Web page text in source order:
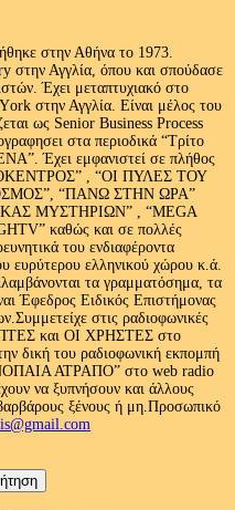
στην Αθήνα το 1973.
στην Αγγλία, όπου και σπούδασε
Έχει μεταπτυχιακό στο
στην Αγγλία. Είναι μέλος του
ως Senior Business Process
στα περιοδικά “Τρίτο
Έχει εμφανιστεί σε πλήθος
, “ΟΙ ΠΥΛΕΣ ΤΟΥ
“ΠΑΝΩ ΣΤΗΝ ΩΡΑ”
ΜΥΣΤΗΡΙΩΝ” , “MEGA
καθώς και σε πολλές
του ενδιαφέροντα
ευρύτερου ελληνικού χώρου κ.ά.
τα γραμματόσημα, τα
Έφεδρος Ειδικός Επιστήμονας
στις ραδιοφωνικές
και ΟΙ ΧΡΗΣΤΕΣ στο
δική του ραδιοφωνική εκπομπή
ΑΤΡΑΠΟ” στο web radio
να ξυπνήσουν και άλλους
ξένους ή μη.Προσωπικό